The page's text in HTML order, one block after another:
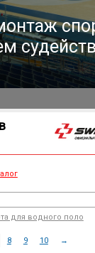
для водного поло
8 9 10 →